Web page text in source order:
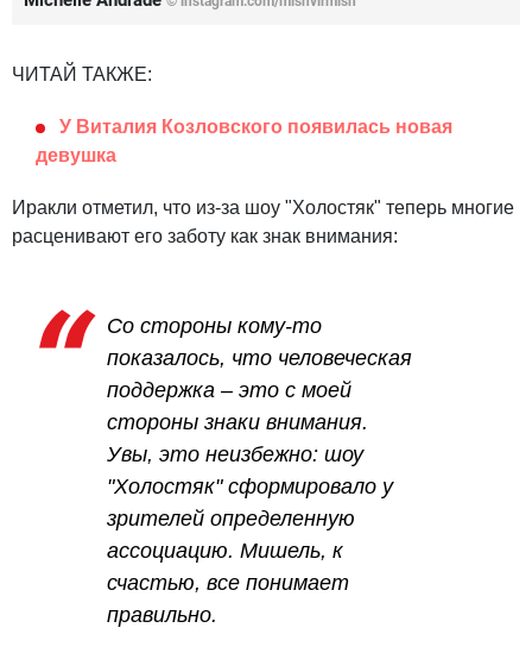
ЧИТАЙ ТАКЖЕ:
У Виталия Козловского появилась новая
девушка
Иракли отметил, что из-за шоу "Холостяк" теперь многие
расценивают его заботу как знак внимания:
Со стороны кому-то
показалось, что человеческая
поддержка – это с моей
стороны знаки внимания.
Увы, это неизбежно: шоу
"Холостяк" сформировало у
зрителей определенную
ассоциацию. Мишель, к
счастью, все понимает
правильно.